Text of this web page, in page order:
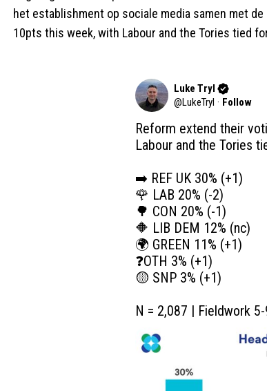
het establishment op sociale media samen met
10pts this week, with Labour and the Tories tied
Luke Tryl
@LukeTryl · Follow
Reform extend their
Labour and the Tories
➡️ REF UK 30% (+1)
🌹 LAB 20% (-2)
🌳 CON 20% (-1)
🔶 LIB DEM 12% (nc)
🌍 GREEN 11% (+1)
❓OTH 3% (+1)
🟡 SNP 3% (+1)
N = 2,087 | Fieldwork